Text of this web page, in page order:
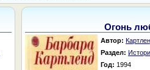
Огонь
Автор:
Раздел:
Год: 1994